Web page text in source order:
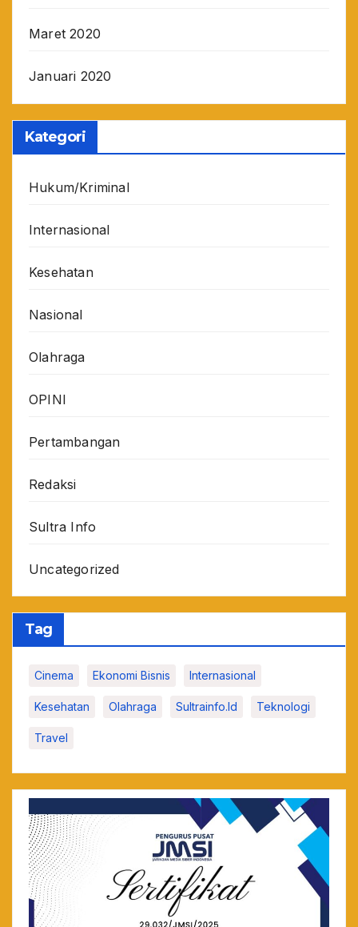
Maret 2020
Januari 2020
Kategori
Hukum/Kriminal
Internasional
Kesehatan
Nasional
Olahraga
OPINI
Pertambangan
Redaksi
Sultra Info
Uncategorized
Tag
Cinema Ekonomi Bisnis Internasional
Kesehatan Olahraga Sultrainfo.id Teknologi
Travel